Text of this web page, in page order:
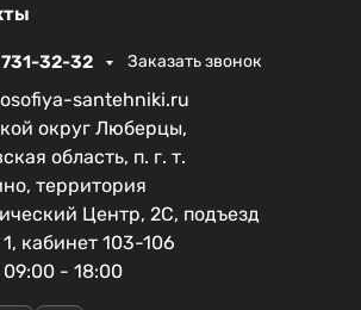
32-32 Заказать звонок
santehniki.ru
округ Люберцы,
область, п. г. т.
территория
Центр, 2С, подъезд
кабинет 103-106
- 18:00